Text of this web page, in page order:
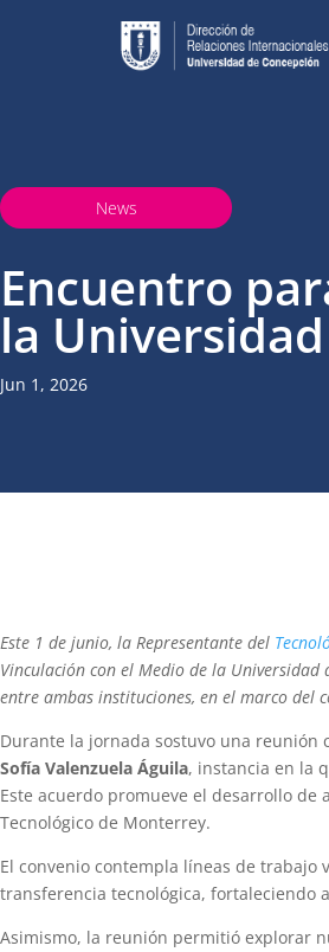
News
Encuentro
la
Jun 1, 2026
Este 1 de junio, la Representante del
Vinculación con el Medio de la
entre ambas instituciones, en el marco del
Durante la jornada sostuvo una reunión
Sofía Valenzuela Águila, instancia en la
Este acuerdo promueve el desarrollo
Tecnológico de Monterrey.
El convenio contempla líneas de
transferencia tecnológica, fortaleciendo
Asimismo, la reunión permitió explorar